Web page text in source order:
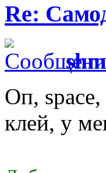
Re:
Оп,
клей, у